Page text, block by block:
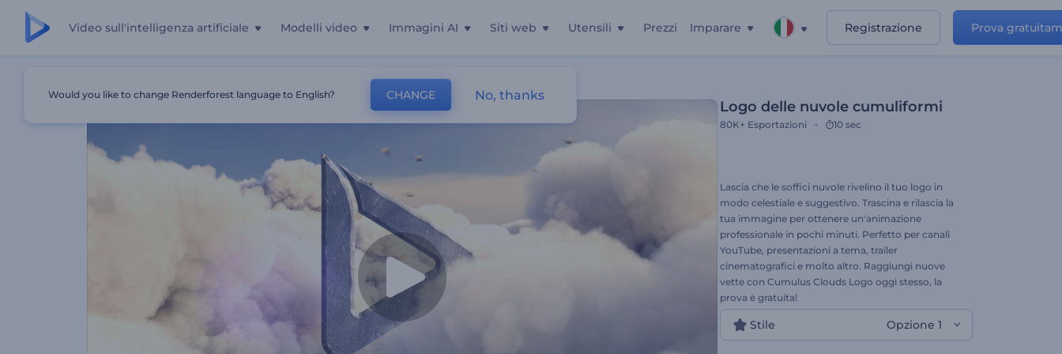
Video sull'intelligenza artificiale Modelli video Immagini AI Siti web Utensili Prezzi Imparare Registrazione Prova
Logo delle nuvole cumuliformi
80K+ Esportazioni 10 sec
Lascia che le soffici nuvole rivelino il tuo logo in
modo celestiale e suggestivo. Trascina e rilascia la
tua immagine per ottenere un'animazione
professionale in pochi minuti. Perfetto per canali
YouTube, presentazioni a tema, trailer
cinematografici e molto altro. Raggiungi nuove
vette con Cumulus Clouds Logo oggi stesso, la
prova è gratuita!
Stile Opzione 1
Would you like to change Renderforest language to English? CHANGE No, thanks